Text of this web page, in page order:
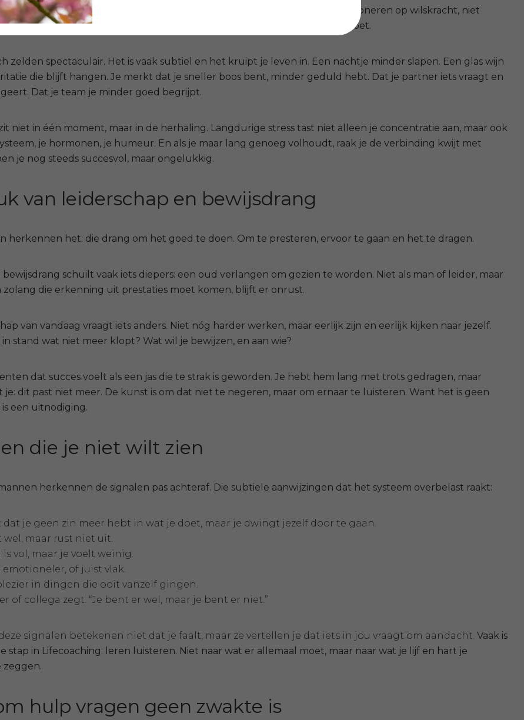
leiders leven op adrenaline, een constante staat van alertheid. Ze functioneren op wilskracht, niet
die wilskracht is verraderlijk, want het werkt… totdat het dat niet meer doet.
zelden spectaculair. Het is vaak subtiel en het kruipt je leven in. Een nachtje minder slapen. Een glas wijn
die blijft hangen. Je merkt dat je sneller boos bent, minder geduld hebt. Dat je partner iets vraagt en
Dat je team je minder goed begrijpt.
niet in één moment, maar in de herhaling. Langdurige stress tast niet alleen je concentratie aan, maar ook
je hormonen, je humeur. En als je maar lang genoeg volhoudt, raak je de verbinding kwijt met
je nog steeds succesvol, maar ongelukkig.
van leiderschap en bewijsdrang
herkennen het: die drang om het goed te doen. Om te presteren, ervoor te gaan en het te dragen.
bewijsdrang schuilt vaak iets diepers: een oud verlangen om gezien te worden. Niet als man of leider, maar
zolang die erkenning uit prestaties moet komen, blijft er onrust.
van vandaag vraagt iets anders. Niet nóg harder werken, maar eerlijk zijn en eerlijk kijken naar jezelf.
stand wat niet meer klopt? Wat wil je bewijzen, en aan wie?
dat succes voelt als een jas die te strak is geworden. Je hebt hem lang met trots gedragen, maar
je: dit past niet meer. De kunst is om dat niet te negeren, maar om ernaar te luisteren. Want het is geen
een uitnodiging.
die je niet wilt zien
herkennen de signalen pas achteraf. Die subtiele aanwijzingen dat het systeem overbelast raakt:
dat je geen zin meer hebt in wat je doet, maar je dwingt jezelf door te gaan.
wel, maar rust niet uit.
is vol, maar je voelt weinig.
emotioneler, of juist vlak.
in dingen die ooit vanzelf gingen.
of collega zegt: “Je bent er wel, maar je bent er niet.”
signalen betekenen niet dat je faalt, maar ze vertellen je dat iets in jou vraagt om aandacht. Vaak is
stap in Lifecoaching: leren luisteren. Niet naar wat er allemaal moet, maar naar wat je lijf en hart je
hulp vragen geen zwakte is